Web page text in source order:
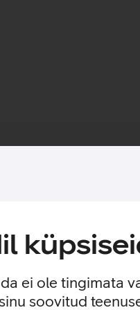
ei ole tingimata
soovitud
Selle peenelt